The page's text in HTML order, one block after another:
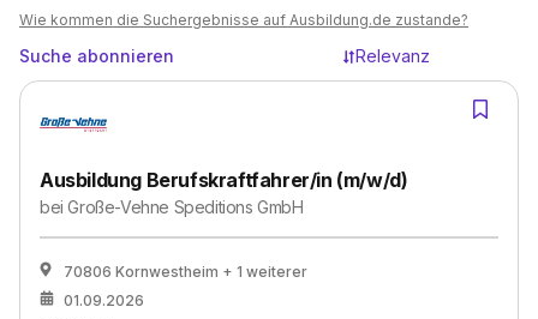
Wie kommen die Suchergebnisse auf Ausbildung.de zustande?
Suche abonnieren Relevanz
Ausbildung Berufskraftfahrer/in (m/w/d)
beiGroße-Vehne Speditions GmbH
70806 Kornwestheim + 1 weiterer
01.09.2026